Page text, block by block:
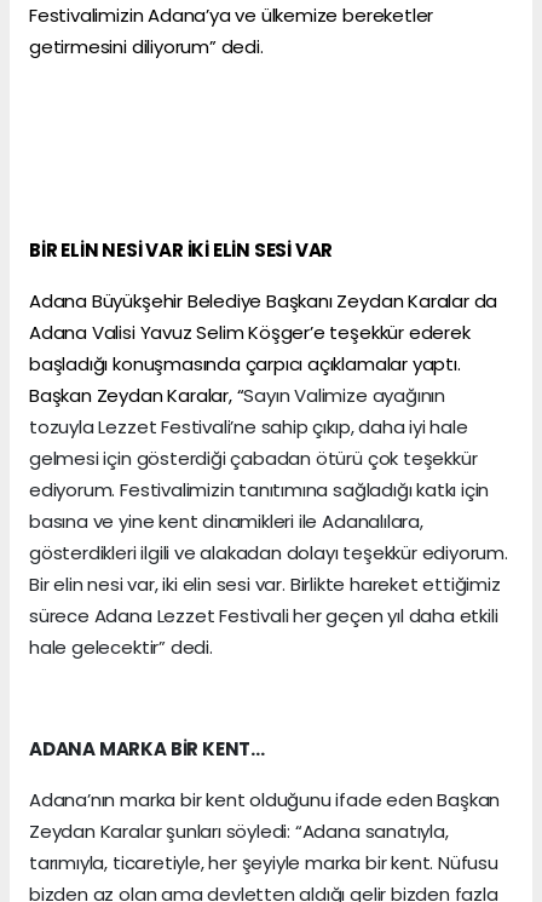
Festivalimizin Adana’ya ve ülkemize bereketler
getirmesini diliyorum” dedi.
BİR ELİN NESİ VAR İKİ ELİN SESİ VAR
Adana Büyükşehir Belediye Başkanı Zeydan Karalar da
Adana Valisi Yavuz Selim Köşger’e teşekkür ederek
başladığı konuşmasında çarpıcı açıklamalar yaptı.
Başkan Zeydan Karalar, “Sayın Valimize ayağının
tozuyla Lezzet Festivali’ne sahip çıkıp, daha iyi hale
gelmesi için gösterdiği çabadan ötürü çok teşekkür
ediyorum. Festivalimizin tanıtımına sağladığı katkı için
basına ve yine kent dinamikleri ile Adanalılara,
gösterdikleri ilgili ve alakadan dolayı teşekkür ediyorum.
Bir elin nesi var, iki elin sesi var. Birlikte hareket ettiğimiz
sürece Adana Lezzet Festivali her geçen yıl daha etkili
hale gelecektir” dedi.
ADANA MARKA BİR KENT…
Adana’nın marka bir kent olduğunu ifade eden Başkan
Zeydan Karalar şunları söyledi: “Adana sanatıyla,
tarımıyla, ticaretiyle, her şeyiyle marka bir kent. Nüfusu
bizden az olan ama devletten aldığı gelir bizden fazla